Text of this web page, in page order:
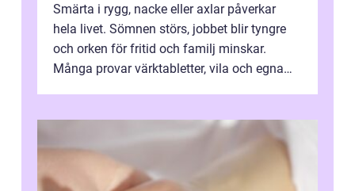
Smärta i rygg, nacke eller axlar påverkar
hela livet. Sömnen störs, jobbet blir tyngre
och orken för fritid och familj minskar.
Många provar värktabletter, vila och egna